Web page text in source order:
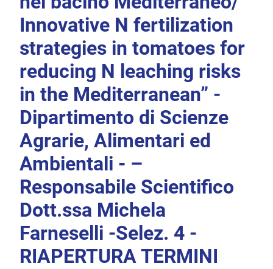
Innovative N fertilization
strategies in tomatoes for
reducing N leaching risks
in the Mediterranean” -
Dipartimento di Scienze
Agrarie, Alimentari ed
Ambientali - –
Responsabile Scientifico
Dott.ssa Michela
Farneselli -Selez. 4 -
RIAPERTURA TERMINI